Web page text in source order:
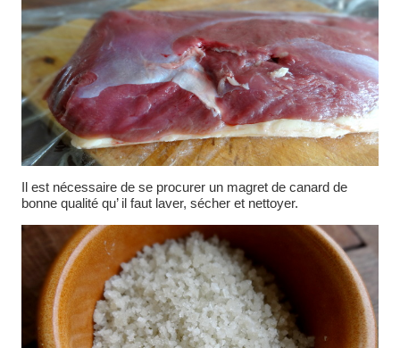
Il est nécessaire de se procurer un magret de canard de
bonne qualité qu’ il faut laver, sécher et nettoyer.